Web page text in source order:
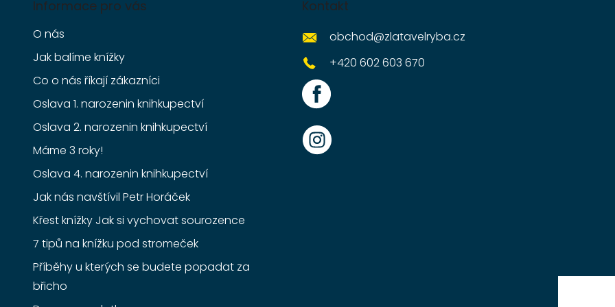
Informace pro vás
O nás
Jak balíme knížky
Co o nás říkají zákazníci
Oslava 1. narozenin knihkupectví
Oslava 2. narozenin knihkupectví
Máme 3 roky!
Oslava 4. narozenin knihkupectví
Jak nás navštívil Petr Horáček
Křest knížky Jak si vychovat sourozence
7 tipů na knížku pod stromeček
Příběhy u kterých se budete popadat za
břicho
Kontakt
obchod@zlatavelryba.cz
+420 602 603 670